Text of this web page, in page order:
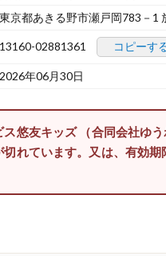
東京都あきる野市瀬戸岡783－1
13160-02881361 コピーす
2026年06月30日
悠友キッズ （合同会社ゆ
れています。又は、有効